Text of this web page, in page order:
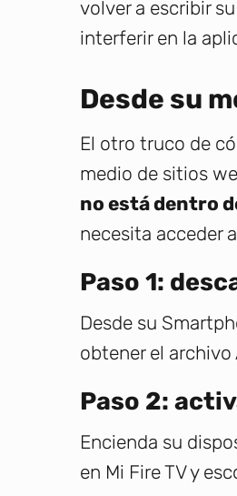
volver a escribir
interferir en la
Desde su
El otro truco de
medio de sitios
no está dentro
necesita acceder
Paso 1:
Desde su
obtener el archivo
Paso 2:
Encienda su
en Mi Fire TV y